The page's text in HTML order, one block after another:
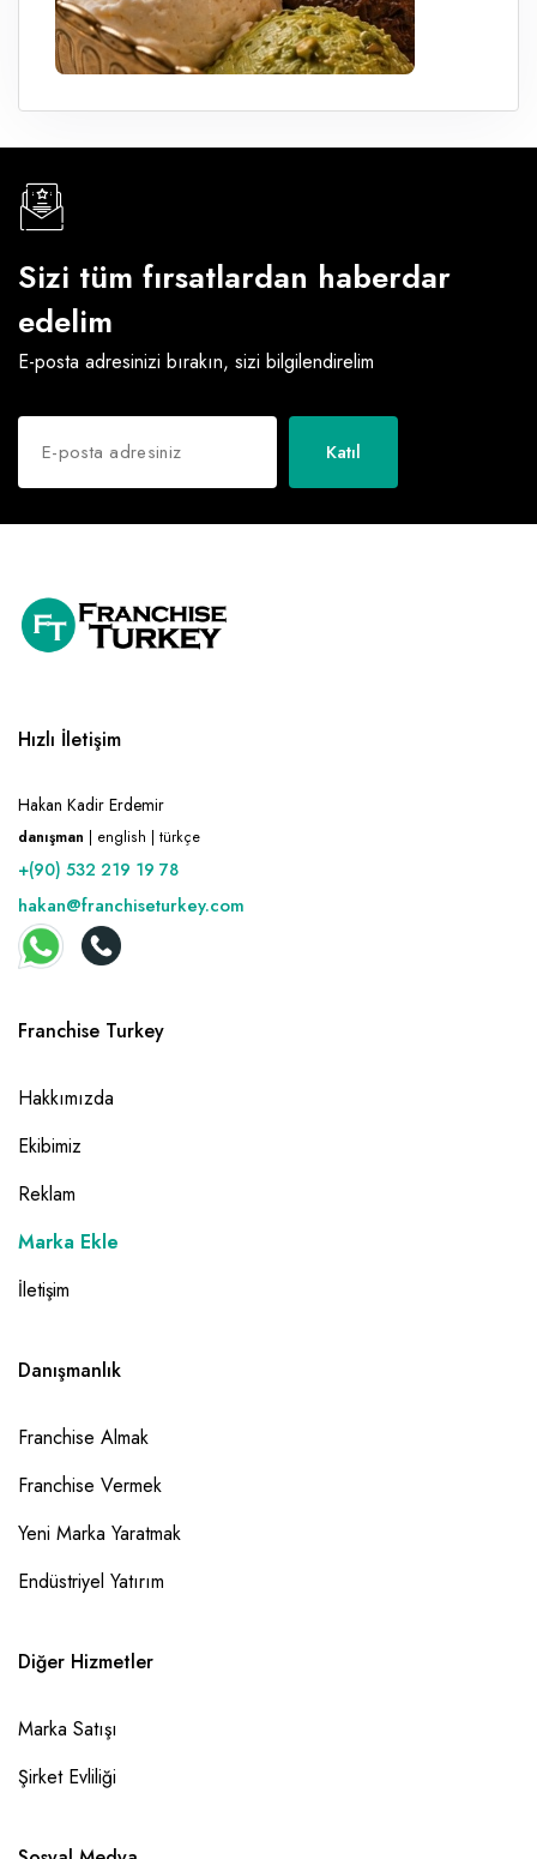
Sizi tüm fırsatlardan haberdar
edelim
E-posta adresinizi bırakın, sizi bilgilendirelim
Katıl
Hızlı İletişim
Hakan Kadir Erdemir
danışman | english | türkçe
+(90) 532 219 19 78
hakan@franchiseturkey.com
Franchise Turkey
Hakkımızda
Ekibimiz
Reklam
Marka Ekle
İletişim
Danışmanlık
Franchise Almak
Franchise Vermek
Yeni Marka Yaratmak
Endüstriyel Yatırım
Diğer Hizmetler
Marka Satışı
Şirket Evliliği